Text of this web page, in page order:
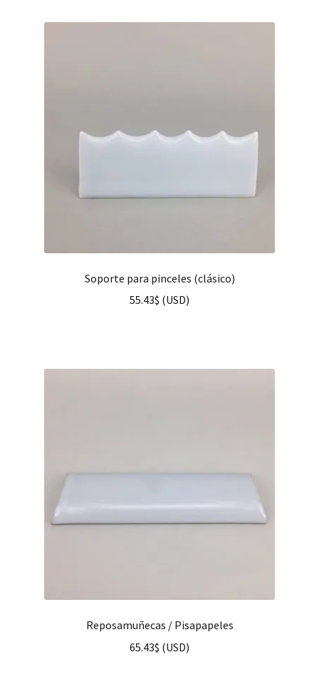
Soporte para pinceles (clásico)
55.43$ (USD)
Reposamuñecas / Pisapapeles
65.43$ (USD)